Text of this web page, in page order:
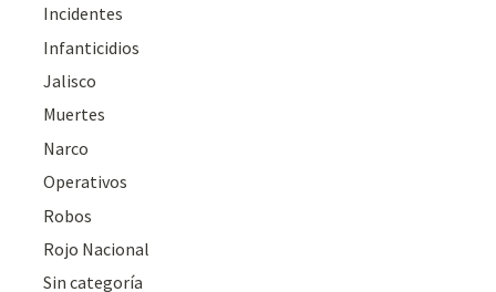
Incidentes
Infanticidios
Jalisco
Muertes
Narco
Operativos
Robos
Rojo Nacional
Sin categoría